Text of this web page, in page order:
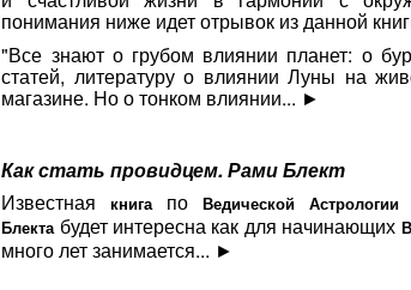
понимания ниже идет отрывок из данной
"Все знают о грубом влиянии планет: о
статей, литературу о влиянии Луны на
магазине. Но о тонком влиянии... ►
Как стать провидцем. Рами Блект
Известнаякнига по Ведической
Блектабудет интересна как для начинающих
много лет занимается... ►